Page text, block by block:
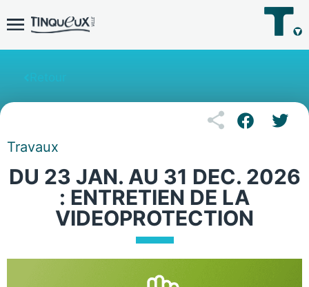
Travaux
DU 23 JAN. AU 31 DEC. 2026
: ENTRETIEN DE LA
VIDEOPROTECTION